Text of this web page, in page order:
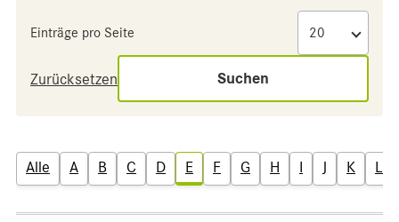
Einträge pro Seite
Zurücksetzen Suchen
Alle A B C D E F G H I J K L